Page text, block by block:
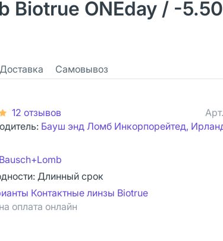
Biotrue ONEday / -
Доставка Самовывоз
12 отзывов Арт.
Бауш энд Ломб Инкорпорейтед,
Bausch+Lomb
Длинный срок
Контактные линзы Biotrue
оплата онлайн